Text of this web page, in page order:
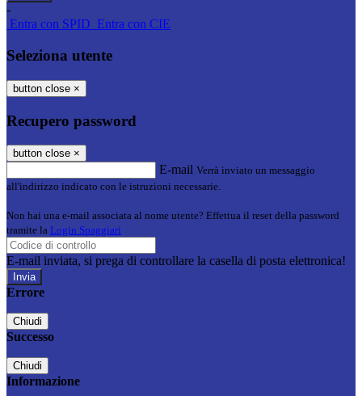
-
Entra con SPID Entra con CIE
Seleziona utente
button close ×
Recupero password
button close ×
E-mail Verrà inviato un messaggio
all'indirizzo indicato con le istruzioni necessarie.
Non hai una e-mail associata al nome utente? Effettua il reset della password
tramite la Login Spaggiari
E-mail inviata, si prega di controllare la casella di posta elettronica!
Errore
Chiudi
Successo
Chiudi
Informazione